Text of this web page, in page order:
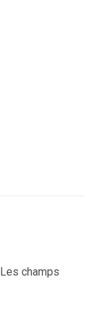
Les champs